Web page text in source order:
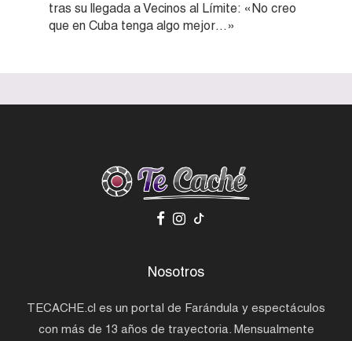
tras su llegada a Vecinos al Límite: «No creo
que en Cuba tenga algo mejor…»
Nosotros
TECACHE.cl es un portal de Farándula y espectáculos
con más de 13 años de trayectoria. Mensualmente